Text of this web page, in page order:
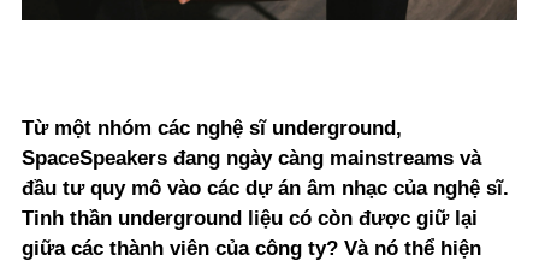
Từ một nhóm các nghệ sĩ underground,
SpaceSpeakers đang ngày càng mainstreams và
đầu tư quy mô vào các dự án âm nhạc của nghệ sĩ.
Tinh thần underground liệu có còn được giữ lại
giữa các thành viên của công ty? Và nó thể hiện